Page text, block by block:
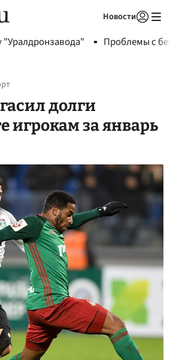
Новости
"Уралдронзавода" Проблемы с
долги
игрокам за январь